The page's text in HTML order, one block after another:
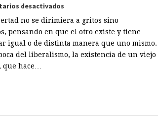
desactivados
y
confusión
no se dirimiera a gritos sino
pensando en que el otro existe y tiene
igual o de distinta manera que uno mismo.
del liberalismo, la existencia de un viejo
que hace…